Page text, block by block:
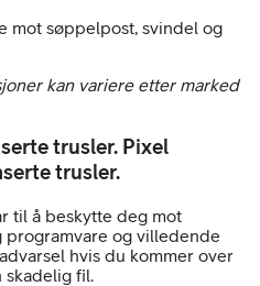
mot søppelpost, svindel og
kan variere etter marked
trusler. Pixel
trusler.
til å beskytte deg mot
programvare og villedende
hvis du kommer over
skadelig fil.